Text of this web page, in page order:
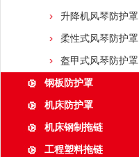
升降机风琴防护罩
柔性式风琴防护罩
盔甲式风琴防护罩
钢板防护罩
机床防护罩
机床钢制拖链
工程塑料拖链